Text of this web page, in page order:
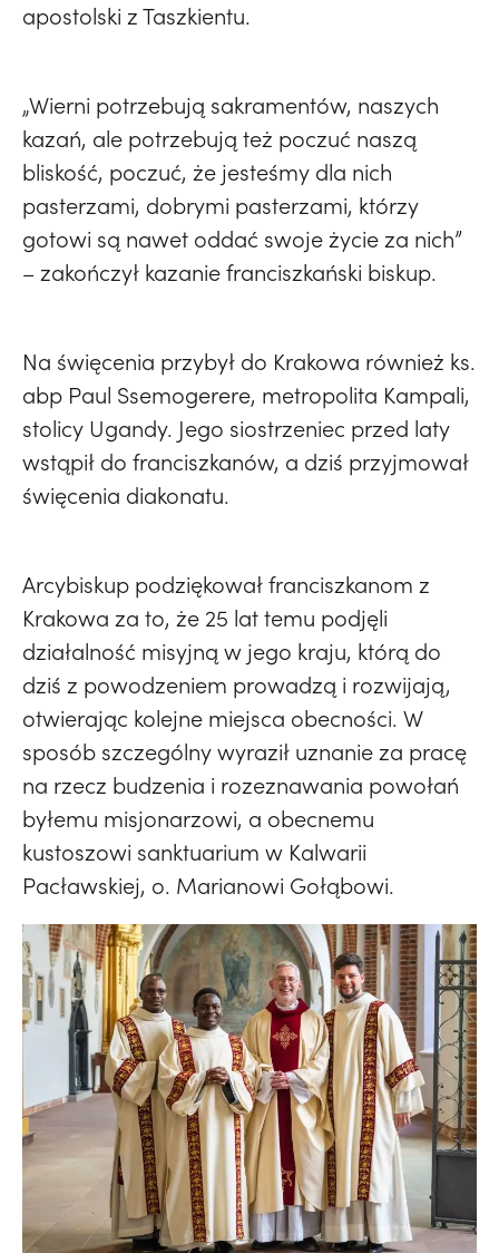
apostolski z Taszkientu.
„Wierni potrzebują sakramentów, naszych
kazań, ale potrzebują też poczuć naszą
bliskość, poczuć, że jesteśmy dla nich
pasterzami, dobrymi pasterzami, którzy
gotowi są nawet oddać swoje życie za nich”
– zakończył kazanie franciszkański biskup.
Na święcenia przybył do Krakowa również ks.
abp Paul Ssemogerere, metropolita Kampali,
stolicy Ugandy. Jego siostrzeniec przed laty
wstąpił do franciszkanów, a dziś przyjmował
święcenia diakonatu.
Arcybiskup podziękował franciszkanom z
Krakowa za to, że 25 lat temu podjęli
działalność misyjną w jego kraju, którą do
dziś z powodzeniem prowadzą i rozwijają,
otwierając kolejne miejsca obecności. W
sposób szczególny wyraził uznanie za pracę
na rzecz budzenia i rozeznawania powołań
byłemu misjonarzowi, a obecnemu
kustoszowi sanktuarium w Kalwarii
Pacławskiej, o. Marianowi Gołąbowi.